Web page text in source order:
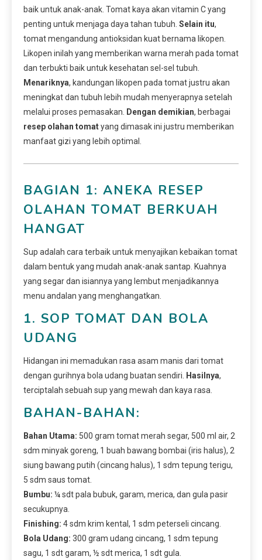
baik untuk anak-anak. Tomat kaya akan vitamin C yang
penting untuk menjaga daya tahan tubuh. Selain itu,
tomat mengandung antioksidan kuat bernama likopen.
Likopen inilah yang memberikan warna merah pada tomat
dan terbukti baik untuk kesehatan sel-sel tubuh.
Menariknya, kandungan likopen pada tomat justru akan
meningkat dan tubuh lebih mudah menyerapnya setelah
melalui proses pemasakan.
Dengan demikian, berbagai
resep olahan tomatyang dimasak ini justru memberikan
manfaat gizi yang lebih optimal.
BAGIAN 1: ANEKA RESEP
OLAHAN TOMAT BERKUAH
HANGAT
Sup adalah cara terbaik untuk menyajikan kebaikan tomat
dalam bentuk yang mudah anak-anak santap. Kuahnya
yang segar dan isiannya yang lembut menjadikannya
menu andalan yang menghangatkan.
1. SOP TOMAT DAN BOLA
UDANG
Hidangan ini memadukan rasa asam manis dari tomat
dengan gurihnya bola udang buatan sendiri.
Hasilnya,
terciptalah sebuah sup yang mewah dan kaya rasa.
BAHAN-BAHAN:
Bahan Utama: 500 gram tomat merah segar, 500 ml air, 2
sdm minyak goreng, 1 buah bawang bombai (iris halus), 2
siung bawang putih (cincang halus), 1 sdm tepung terigu,
5 sdm saus tomat.
Bumbu: ¼ sdt pala bubuk, garam, merica, dan gula pasir
secukupnya.
Finishing: 4 sdm krim kental, 1 sdm peterseli cincang.
Bola Udang: 300 gram udang cincang, 1 sdm tepung
sagu, 1 sdt garam, ½ sdt merica, 1 sdt gula.